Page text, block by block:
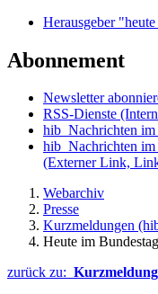
Herausgeber
Abonnement
Newsletter
RSS-Dienste
hib_Nachrichten
hib_Nachrichten
(Externer Link,
Webarchiv
Presse
Kurzmeldungen
Heute im
zurück zu: